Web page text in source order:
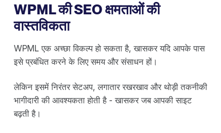
WPML की SEO क्षमताओं की
वास्तविकता
WPML एक अच्छा विकल्प हो सकता है, खासकर यदि आपके पास
इसे प्रबंधित करने के लिए समय और संसाधन हों।
लेकिन इसमें निरंतर सेटअप, लगातार रखरखाव और थोड़ी तकनीकी
भागीदारी की आवश्यकता होती है - खासकर जब आपकी साइट
बढ़ती है।